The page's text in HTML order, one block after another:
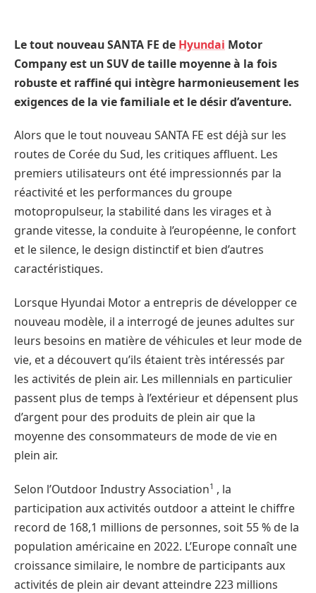
Le tout nouveau SANTA FE de Hyundai Motor
Company est un SUV de taille moyenne à la fois
robuste et raffiné qui intègre harmonieusement les
exigences de la vie familiale et le désir d’aventure. ​
Alors que le tout nouveau SANTA FE est déjà sur les
routes de Corée du Sud, les critiques affluent. Les
premiers utilisateurs ont été impressionnés par la
réactivité et les performances du groupe
motopropulseur, la stabilité dans les virages et à
grande vitesse, la conduite à l’européenne, le confort
et le silence, le design distinctif et bien d’autres
caractéristiques.
Lorsque Hyundai Motor a entrepris de développer ce
nouveau modèle, il a interrogé de jeunes adultes sur
leurs besoins en matière de véhicules et leur mode de
vie, et a découvert qu’ils étaient très intéressés par
les activités de plein air. Les millennials en particulier
passent plus de temps à l’extérieur et dépensent plus
d’argent pour des produits de plein air que la
moyenne des consommateurs de mode de vie en
plein air. ​ ​
Selon l’Outdoor Industry Association1 , la
participation aux activités outdoor a atteint le chiffre
record de 168,1 millions de personnes, soit 55 % de la
population américaine en 2022. L’Europe connaît une
croissance similaire, le nombre de participants aux
activités de plein air devant atteindre 223 millions